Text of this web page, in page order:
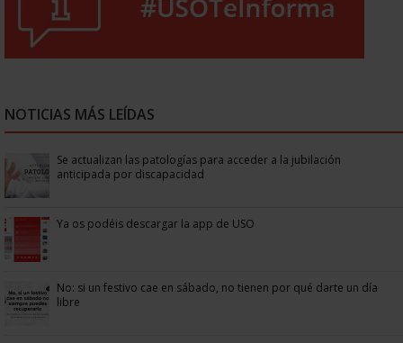
NOTICIAS MÁS LEÍDAS
Se actualizan las patologías para acceder a la jubilación
anticipada por discapacidad
Ya os podéis descargar la app de USO
No: si un festivo cae en sábado, no tienen por qué darte un día
libre